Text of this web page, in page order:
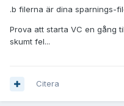
.b filerna är dina sparnings-
Prova att starta VC en gång
skumt fel...
Citera